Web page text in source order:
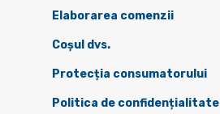
Elaborarea comenzii
Coșul dvs.
Protecția consumatorului
Politica de confidențialitate